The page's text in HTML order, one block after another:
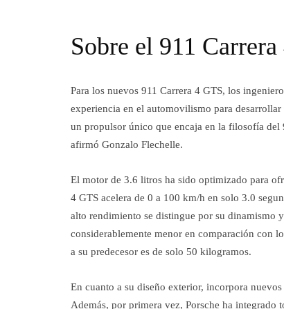
Sobre el 911
Para los nuevos 911 Carrera 4 GTS, los
experiencia en el automovilismo para
un propulsor único que encaja en la filosofía
afirmó Gonzalo Flechelle.
El motor de 3.6 litros ha sido optimizado para
4 GTS acelera de 0 a 100 km/h en solo 3.0
alto rendimiento se distingue por su dinamismo
considerablemente menor en comparación con
a su predecesor es de solo 50 kilogramos.
En cuanto a su diseño exterior, incorpora
Además, por primera vez, Porsche ha